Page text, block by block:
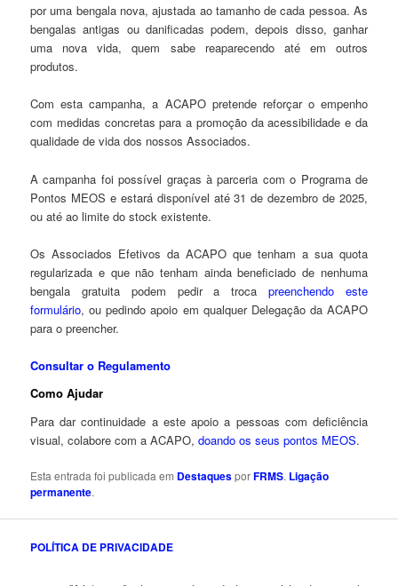
por uma bengala nova, ajustada ao tamanho de cada pessoa. As
bengalas antigas ou danificadas podem, depois disso, ganhar
uma nova vida, quem sabe reaparecendo até em outros
produtos.
Com esta campanha, a ACAPO pretende reforçar o empenho
com medidas concretas para a promoção da acessibilidade e da
qualidade de vida dos nossos Associados.
A campanha foi possível graças à parceria com o Programa de
Pontos MEOS e estará disponível até 31 de dezembro de 2025,
ou até ao limite do stock existente.
Os Associados Efetivos da ACAPO que tenham a sua quota
regularizada e que não tenham ainda beneficiado de nenhuma
bengala gratuita podem pedir a trocapreenchendo este
formulário, ou pedindo apoio em qualquer Delegação da ACAPO
para o preencher.
Consultar o Regulamento
Como Ajudar
Para dar continuidade a este apoio a pessoas com deficiência
visual, colabore com a ACAPO,doando os seus pontos MEOS.
Esta entrada foi publicada em DestaquesporFRMS. Ligação
permanente.
POLÍTICA DE PRIVACIDADE